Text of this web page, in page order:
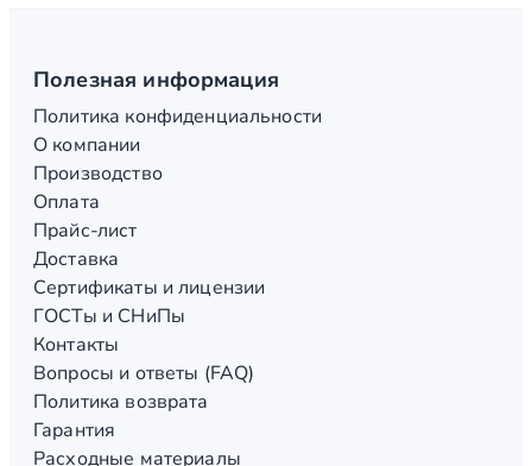
Полезная информация
Политика конфиденциальности
О компании
Производство
Оплата
Прайс-лист
Доставка
Сертификаты и лицензии
ГОСТы и СНиПы
Контакты
Вопросы и ответы (FAQ)
Политика возврата
Гарантия
Расходные материалы